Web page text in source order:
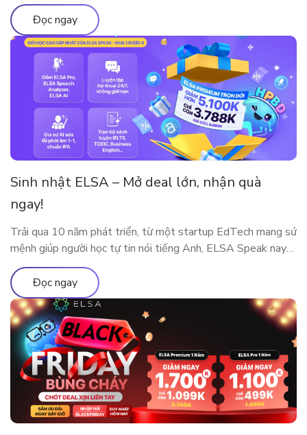
Đọc ngay
Sinh nhật ELSA – Mở deal lớn, nhận quà
ngay!
Trải qua 10 năm phát triển, từ một startup EdTech mang sứ
mệnh giúp người học tự tin nói tiếng Anh, ELSA Speak nay
đã trở thành nền tảng luyện phát âm và giao tiếp ứng dụng
AI được hàng triệu người dùng tại nhiều quốc gia tin tưởng
lựa chọn. Cột mốc 10 năm […]
Đọc ngay